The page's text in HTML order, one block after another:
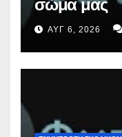
σώμα μας
ΑΥΓ 6, 2026